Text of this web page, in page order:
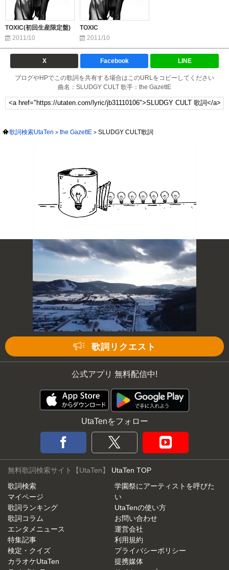
TOXIC(初回生産限定盤)
2011/10
TOXIC
2011/10
X Facebook LINE
ブログやHPでこの歌詞を共有する場合はこのURLをコピーしてください
曲名：SLUDGY CULT 歌手：the GazettE
歌詞検索UtaTen the GazettE SLUDGY CULT歌詞
歌詞リクエスト
公式アプリ 無料配信中!
UtaTenをフォロー
無料歌詞検索サイト【UtaTen】 UtaTen TOP
歌詞検索
マイページ
歌詞ランキング
歌詞コラム
エンタメニュース
特集記事
検定・クイズ
カラオケUtaTen
学園祭にアーティストを呼びた
い
UtaTenの使い方
お問い合わせ
運営会社
利用規約
プライバシーポリシー
提携媒体